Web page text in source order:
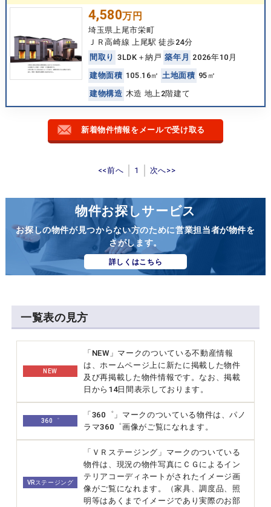
4,580万円
埼玉県上尾市栄町
ＪＲ高崎線 上尾駅 徒歩24分
間 取 り 3LDK＋納戸 築年 月 2026年10月
建物面積 105.16㎡ 土地面積 95㎡
建物構造 木造 地上2階建て
新着物件情報をメールで受け取る
<<前へ 1 次へ>>
物件お探しサービス
お探しの物件が見つからない方のために営業担当者が物件を
さがします。
詳しくはこちら
一覧表の見方
NEW
「NEW」マークのついている不動産情報
は、ホームページ上に新たに掲載した物件
及び再掲載した物件情報です。なお、掲載
日から14日間表示しております。
360゜
「360゜」マークのついている物件は、パノ
ラマ360゜画像がご覧になれます。
VRステージング
「ＶＲステージング」マークのついている
物件は、現況の物件写真にＣＧによるイン
テリアコーディネートがされたイメージ画
像がご覧になれます。（家具、調度品、照
明等はあくまでイメージであり実際のお部